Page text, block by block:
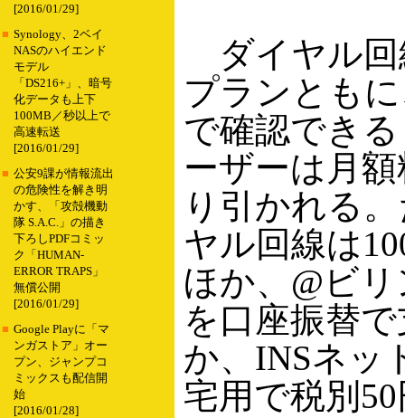
[2016/01/29]
■ Synology、2ベイ
NASのハイエンド
モデル
「DS216+」、暗号
化データも上下
100MB／秒以上で
高速転送
[2016/01/29]
■ 公安9課が情報流出
の危険性を解き明
かす、「攻殻機動
隊 S.A.C.」の描き
下ろしPDFコミッ
ク「HUMAN-
ERROR TRAPS」
無償公開
[2016/01/29]
■ Google Playに「マ
ンガストア」オー
プン、ジャンプコ
ミックスも配信開
始
[2016/01/28]
ダイヤル回
プランとも
で確認でき
ーザーは月
り引かれる
ヤル回線は
ほか、@ビ
を口座振替
か、INSネッ
宅用で税別